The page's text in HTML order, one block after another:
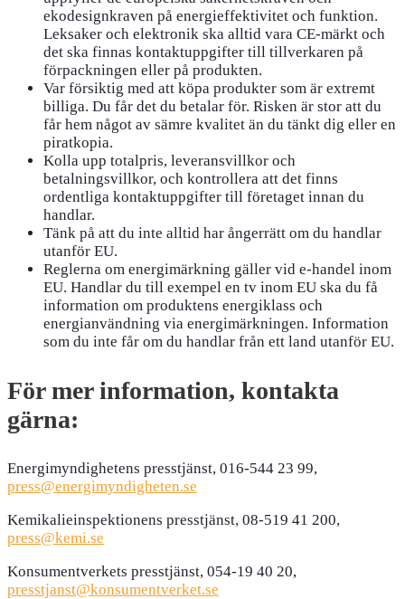
ekodesignkraven på energieffektivitet och funktion.
Leksaker och elektronik ska alltid vara CE-märkt och
det ska finnas kontaktuppgifter till tillverkaren på
förpackningen eller på produkten.
Var försiktig med att köpa produkter som är extremt
billiga. Du får det du betalar för. Risken är stor att du
får hem något av sämre kvalitet än du tänkt dig eller en
piratkopia.
Kolla upp totalpris, leveransvillkor och
betalningsvillkor, och kontrollera att det finns
ordentliga kontaktuppgifter till företaget innan du
handlar.
Tänk på att du inte alltid har ångerrätt om du handlar
utanför EU.
Reglerna om energimärkning gäller vid e-handel inom
EU. Handlar du till exempel en tv inom EU ska du få
information om produktens energiklass och
energianvändning via energimärkningen. Information
som du inte får om du handlar från ett land utanför EU.
För mer information, kontakta
gärna:
Energimyndighetens presstjänst, 016-544 23 99,
press@energimyndigheten.se
Kemikalieinspektionens presstjänst, 08-519 41 200,
press@kemi.se
Konsumentverkets presstjänst, 054-19 40 20,
presstjanst@konsumentverket.se